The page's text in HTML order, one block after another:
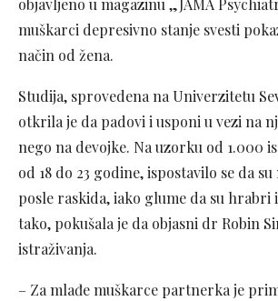
objavljeno u magazinu „JAMA
muškarci depresivno stanje svesti
način od žena.
Studija, sprovedena na Univerzitetu
otkrila je da padovi i usponi u vezi na
nego na devojke. Na uzorku od 1.000
od 18 do 23 godine, ispostavilo se da
posle raskida, iako glume da su hrabri
tako, pokušala je da objasni dr Robin
istraživanja.
– Za mlađe muškarce partnerka je